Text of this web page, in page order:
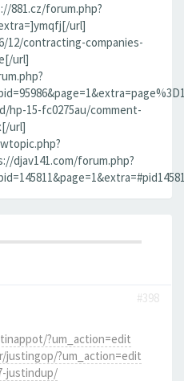
881.cz/forum.php?
url]
12/contracting-companies-
url]
hp-15-fc0275au/comment-
url]
djav141.com/forum.php?
#398
?um_action=edit
justingop/?um_action=edit
justindup/